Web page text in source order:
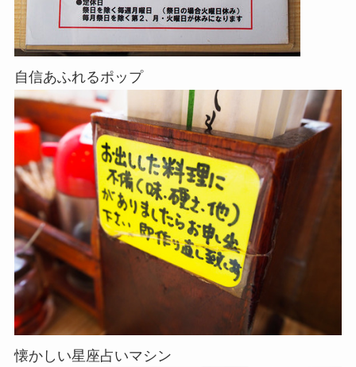
自信あふれるポップ
懐かしい星座占いマシン